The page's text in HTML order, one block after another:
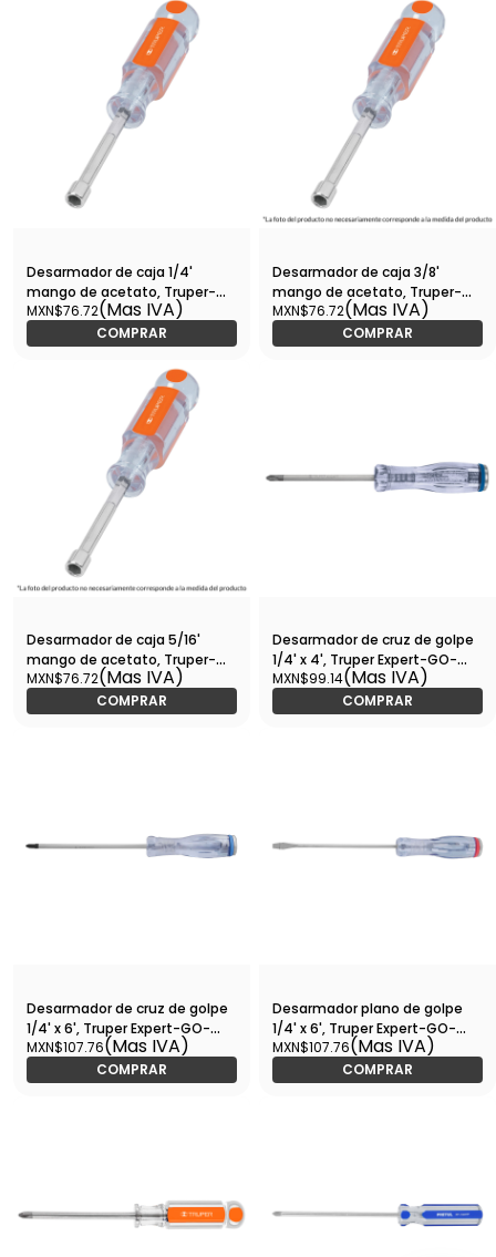
Desarmador de caja 1/4'
mango de acetato, Truper-
DJ-1/4 / 14122
MXN$76.72(Mas IVA)
COMPRAR
Desarmador de caja 3/8'
mango de acetato, Truper-
DJ-3/8 / 14128
MXN$76.72(Mas IVA)
COMPRAR
Desarmador de caja 5/16'
mango de acetato, Truper-
DJ-5/16 / 14125
MXN$76.72(Mas IVA)
COMPRAR
Desarmador de cruz de golpe
1/4' x 4', Truper Expert-GO-
1/4X4C / 14146
MXN$99.14(Mas IVA)
COMPRAR
Desarmador de cruz de golpe
1/4' x 6', Truper Expert-GO-
1/4X6C / 14149
MXN$107.76(Mas IVA)
COMPRAR
Desarmador plano de golpe
1/4' x 6', Truper Expert-GO-
1/4X6P / 14161
MXN$107.76(Mas IVA)
COMPRAR